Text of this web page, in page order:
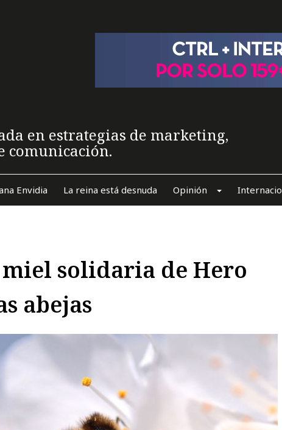
en estrategias de marketing,
comunicación.
Envidia La reina está desnuda Opinión
solidaria de Hero
abejas